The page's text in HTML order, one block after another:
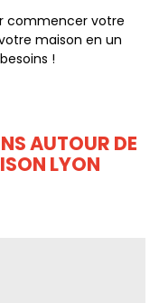
commencer votre
maison en un
!
AUTOUR DE
LYON